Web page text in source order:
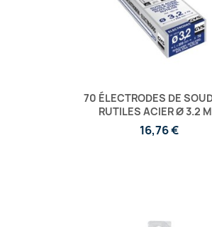
70 ÉLECTRODES DE
RUTILES ACIER Ø 3.2
16,76 €